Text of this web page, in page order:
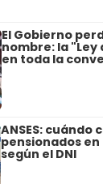
El Gobierno
nombre: la "Ley
en toda la
ANSES: cuándo
pensionados
según el DNI